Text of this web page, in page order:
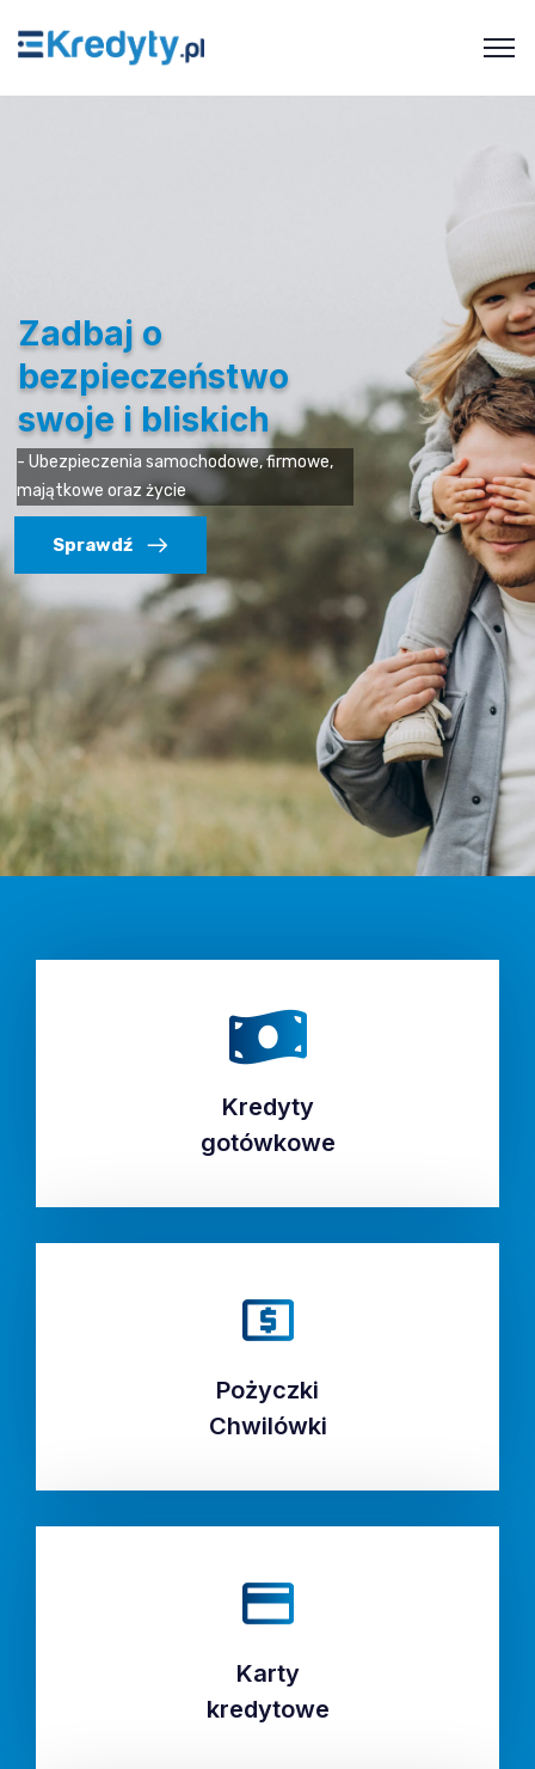
Sprawdź
- Ubezpieczenia samochodowe, firmowe,
majątkowe oraz życie
Zadbaj o
bezpieczeństwo
swoje i bliskich
Kredyty
gotówkowe
Kredyty
gotówkowe
Pożyczki
Chwilówki
Pożyczki
Chwilówki
Karty
kredytowe
Karty
kredytowe